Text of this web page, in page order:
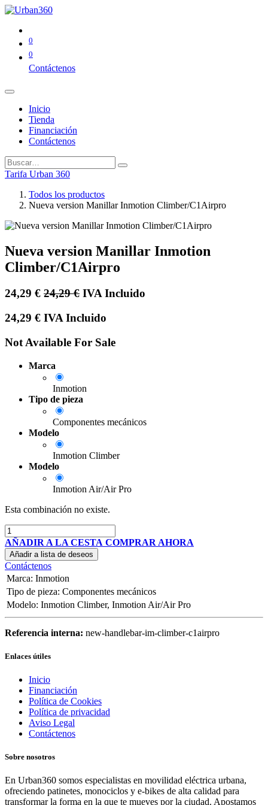
0
0
Contáctenos
Inicio
Tienda
Financiación
Contáctenos
Tarifa Urban 360
Todos los productos
Nueva version Manillar Inmotion Climber/C1Airpro
Nueva version Manillar Inmotion
Climber/C1Airpro
24,29 € 24,29€ IVA Incluido
24,29 € IVA Incluido
Not Available For Sale
Marca
Inmotion
Tipo de pieza
Componentes mecánicos
Modelo
Inmotion Climber
Modelo
Inmotion Air/Air Pro
Esta combinación no existe.
AÑADIR A LA CESTA COMPRAR AHORA
Añadir a lista de deseos
Contáctenos
Marca: Inmotion
Tipo de pieza: Componentes mecánicos
Modelo: Inmotion Climber, Inmotion Air/Air Pro
Referencia interna: new-handlebar-im-climber-c1airpro
Enlaces útiles
Inicio
Financiación
Política de Cookies
Política de privacidad
Aviso Legal
Contáctenos
Sobre nosotros
En Urban360 somos especialistas en movilidad eléctrica urbana,
ofreciendo patinetes, monociclos y e-bikes de alta calidad para
transformar la forma en la que te mueves por la ciudad. Apostamos